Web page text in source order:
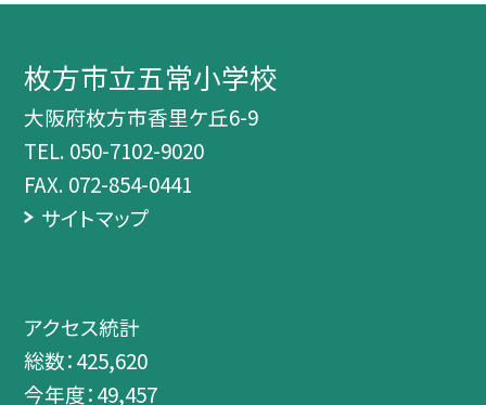
枚方市立五常小学校
大阪府枚方市香里ケ丘6-9
TEL. 050-7102-9020
FAX. 072-854-0441
サイトマップ
アクセス統計
総数：425,620
今年度：49,457